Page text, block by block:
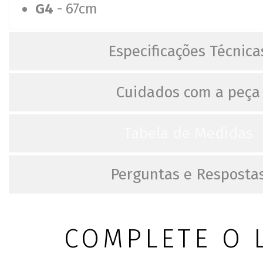
G4 - 67cm
Especificações
Cuidados com a peça
Perguntas e
COMPLETE O